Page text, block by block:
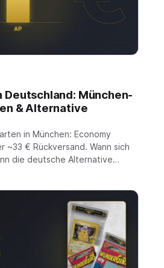
Deutschland: München-
& Alternative
in München: Economy
~33 € Rückversand. Wann sich
die deutsche Alternative…